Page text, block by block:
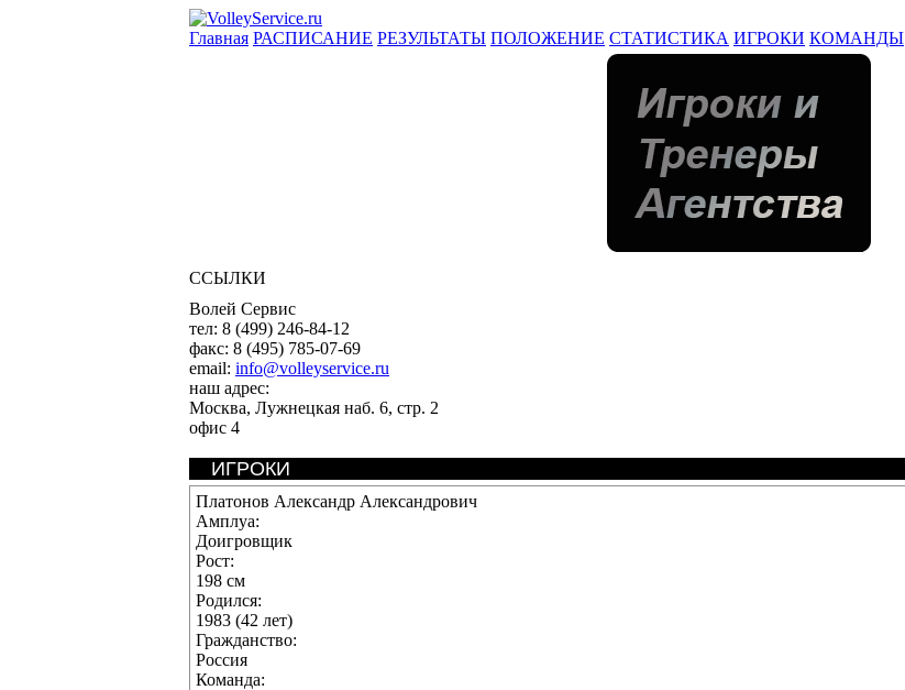
Главная РАСПИСАНИЕ РЕЗУЛЬТАТЫ ПОЛОЖЕНИЕ СТАТИСТИКА ИГРОКИ КОМАНДЫ
ССЫЛКИ
Волей Сервис
тел: 8 (499) 246-84-12
факс: 8 (495) 785-07-69
email: info@volleyservice.ru
наш адрес:
Москва, Лужнецкая наб. 6, стр. 2
офис 4
ИГРОКИ
Платонов Александр Александрович
Амплуа:
Доигровщик
Рост:
198 см
Родился:
1983 (42 лет)
Гражданство:
Россия
Команда: